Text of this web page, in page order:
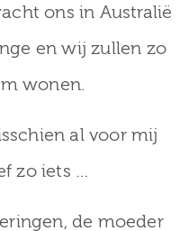
ons in Australië
en wij zullen zo
wonen.
al voor mij
zo iets …
de moeder